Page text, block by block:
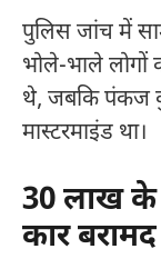
पुलिस जांच में
भोले-भाले
थे, जबकि पंकज
मास्टरमाइंड था।
30 लाख के
कार बरामद